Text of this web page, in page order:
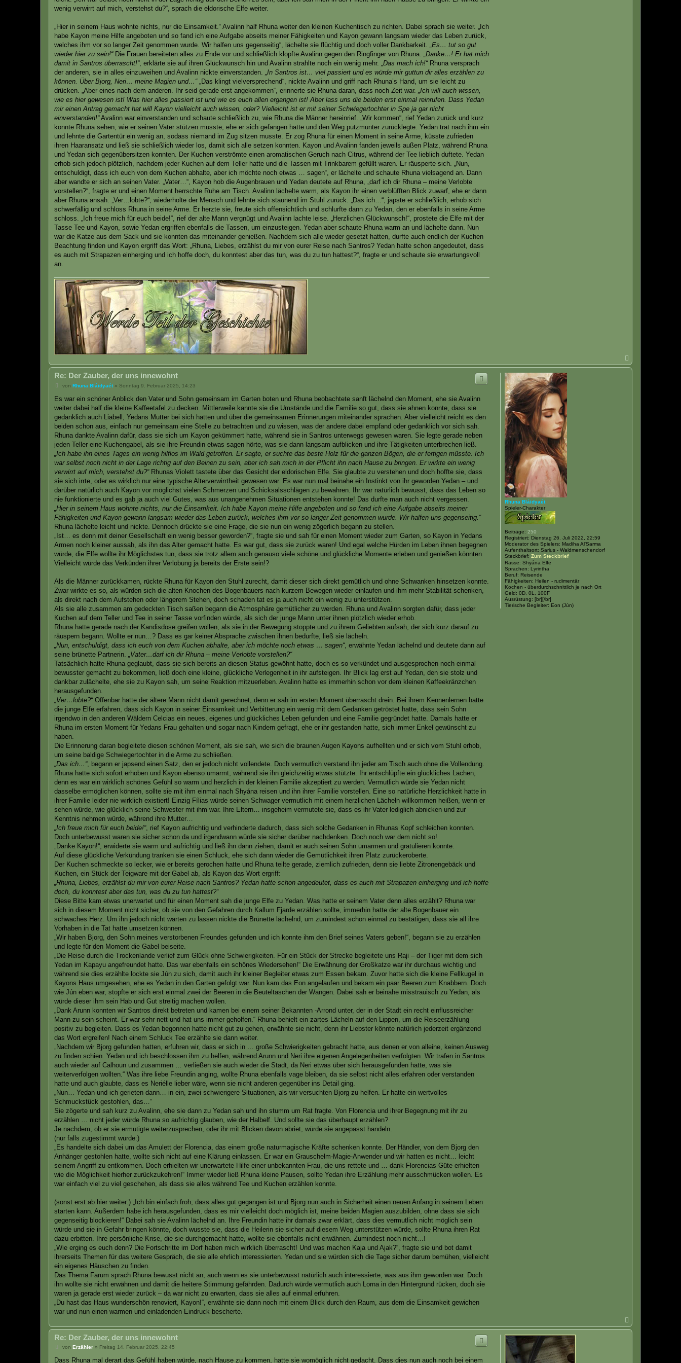
wenig verwirrt auf mich, verstehst du?“, sprach die eldorische Elfe weiter.
„Hier in seinem Haus wohnte nichts, nur die Einsamkeit.“ Avalinn half Rhuna weiter den kleinen Kuchentisch zu richten. Dabei sprach sie weiter. „Ich
habe Kayon meine Hilfe angeboten und so fand ich eine Aufgabe abseits meiner Fähigkeiten und Kayon gewann langsam wieder das Leben zurück,
welches ihm vor so langer Zeit genommen wurde. Wir halfen uns gegenseitig“, lächelte sie flüchtig und doch voller Dankbarkeit.
„Es… tut so gut
wieder hier zu sein!“Die Frauen bereiteten alles zu Ende vor und schließlich klopfte Avalinn gegen den Ringfinger von Rhuna.
„Danke…! Er hat mich
damit in Santros überrascht!“, erklärte sie auf ihren Glückwunsch hin und Avalinn strahlte noch ein wenig mehr. „Das mach ich!“Rhuna versprach
der anderen, sie in alles einzuweihen und Avalinn nickte einverstanden.
„In Santros ist… viel passiert und es würde mir guttun dir alles erzählen zu
können. Über Bjorg, Neri… meine Magien und…“„Das klingt vielversprechend“, nickte Avalinn und griff nach Rhuna’s Hand, um sie leicht zu
drücken. „Aber eines nach dem anderen. Ihr seid gerade erst angekommen“, erinnerte sie Rhuna daran, dass noch Zeit war.
„Ich will auch wissen,
wie es hier gewesen ist! Was hier alles passiert ist und wie es euch allen ergangen ist! Aber lass uns die beiden erst einmal reinrufen. Dass Yedan
mir einen Antrag gemacht hat will Kayon vielleicht auch wissen, oder? Vielleicht ist er mit seiner Schwiegertochter in Spe ja gar nicht
einverstanden!“Avalinn war einverstanden und schaute schließlich zu, wie Rhuna die Männer hereinrief. „Wir kommen“, rief Yedan zurück und kurz
konnte Rhuna sehen, wie er seinen Vater stützen musste, ehe er sich gefangen hatte und den Weg putzmunter zurücklegte. Yedan trat nach ihm ein
und lehnte die Gartentür ein wenig an, sodass niemand im Zug sitzen musste. Er zog Rhuna für einen Moment in seine Arme, küsste zufrieden
ihren Haaransatz und ließ sie schließlich wieder los, damit sich alle setzen konnten. Kayon und Avalinn fanden jeweils außen Platz, während Rhuna
und Yedan sich gegenübersitzen konnten. Der Kuchen verströmte einen aromatischen Geruch nach Citrus, während der Tee lieblich duftete. Yedan
erhob sich jedoch plötzlich, nachdem jeder Kuchen auf dem Teller hatte und die Tassen mit Trinkbarem gefüllt waren. Er räusperte sich. „Nun,
entschuldigt, dass ich euch von dem Kuchen abhalte, aber ich möchte noch etwas … sagen“, er lächelte und schaute Rhuna vielsagend an. Dann
aber wandte er sich an seinen Vater. „Vater…“, Kayon hob die Augenbrauen und Yedan deutete auf Rhuna, „darf ich dir Rhuna – meine Verlobte
vorstellen?“, fragte er und einen Moment herrschte Ruhe am Tisch. Avalinn lächelte warm, als Kayon ihr einen verblüfften Blick zuwarf, ehe er dann
aber Rhuna ansah. „Ver…lobte?“, wiederholte der Mensch und lehnte sich staunend im Stuhl zurück. „Das ich…“, japste er schließlich, erhob sich
schwerfällig und schloss Rhuna in seine Arme. Er herzte sie, freute sich offensichtlich und schlurfte dann zu Yedan, den er ebenfalls in seine Arme
schloss. „Ich freue mich für euch beide!“, rief der alte Mann vergnügt und Avalinn lachte leise. „Herzlichen Glückwunsch!“, prostete die Elfe mit der
Tasse Tee und Kayon, sowie Yedan ergriffen ebenfalls die Tassen, um einzusteigen. Yedan aber schaute Rhuna warm an und lächelte dann. Nun
war die Katze aus dem Sack und sie konnten das miteinander genießen. Nachdem sich alle wieder gesetzt hatten, durfte auch endlich der Kuchen
Beachtung finden und Kayon ergriff das Wort: „Rhuna, Liebes, erzählst du mir von eurer Reise nach Santros? Yedan hatte schon angedeutet, dass
es auch mit Strapazen einherging und ich hoffe doch, du konntest aber das tun, was du zu tun hattest?“, fragte er und schaute sie erwartungsvoll
an.
a
c
Rhuna Bláidyaét
Spieler-Charakter
Beiträge: 250
Registriert: Dienstag 26. Juli 2022, 22:59
Moderator des Spielers: Madiha Al'Sarma
Aufenthaltsort: Sarius - Waldmenschendorf
Steckbrief: Zum Steckbrief
Rasse: Shyána Elfe
Sprachen: Lyrintha
Beruf: Reisende
Fähigkeiten: Heilen - rudimentär
Kochen - überdurchschnittlich je nach Ort
Geld: 0D, 0L, 100F
Ausrüstung: [br][/br]
Tierische Begleiter: Eon (Jún)
Re: Der Zauber, der uns innewohnt
B
i
r
a
von Rhuna Bláidyaét» Sonntag 9. Februar 2025, 14:23
Es war ein schöner Anblick den Vater und Sohn gemeinsam im Garten boten und Rhuna beobachtete sanft lächelnd den Moment, ehe sie Avalinn
weiter dabei half die kleine Kaffeetafel zu decken. Mittlerweile kannte sie die Umstände und die Familie so gut, dass sie ahnen konnte, dass sie
gedanklich auch Liabell, Yedans Mutter bei sich hatten und über die gemeinsamen Erinnerungen miteinander sprachen. Aber vielleicht reicht es den
beiden schon aus, einfach nur gemeinsam eine Stelle zu betrachten und zu wissen, was der andere dabei empfand oder gedanklich vor sich sah.
Rhuna dankte Avalinn dafür, dass sie sich um Kayon gekümmert hatte, während sie in Santros unterwegs gewesen waren. Sie legte gerade neben
jeden Teller eine Kuchengabel, als sie ihre Freundin etwas sagen hörte, was sie dann langsam aufblicken und ihre Tätigkeiten unterbrechen ließ.
„Ich habe ihn eines Tages ein wenig hilflos im Wald getroffen. Er sagte, er suchte das beste Holz für die ganzen Bögen, die er fertigen müsste. Ich
war selbst noch nicht in der Lage richtig auf den Beinen zu sein, aber ich sah mich in der Pflicht ihn nach Hause zu bringen. Er wirkte ein wenig
verwirrt auf mich, verstehst du?“Rhunas Violett tastete über das Gesicht der eldorischen Elfe. Sie glaubte zu verstehen und doch hoffte sie, dass
sie sich irrte, oder es wirklich nur eine typische Alterverwirrtheit gewesen war. Es war nun mal beinahe ein Instinkt von ihr geworden Yedan – und
darüber natürlich auch Kayon vor möglichst vielen Schmerzen und Schicksalsschlägen zu bewahren. Ihr war natürlich bewusst, dass das Leben so
nie funktionierte und es gab ja auch viel Gutes, was aus unangenehmen Situationen entstehen konnte! Das durfte man auch nicht vergessen.
„Hier in seinem Haus wohnte nichts, nur die Einsamkeit. Ich habe Kayon meine Hilfe angeboten und so fand ich eine Aufgabe abseits meiner
Fähigkeiten und Kayon gewann langsam wieder das Leben zurück, welches ihm vor so langer Zeit genommen wurde. Wir halfen uns gegenseitig.“
Rhuna lächelte leicht und nickte. Dennoch drückte sie eine Frage, die sie nun ein wenig zögerlich begann zu stellen.
„Ist… es denn mit deiner Gesellschaft ein wenig besser geworden?“, fragte sie und sah für einen Moment wieder zum Garten, so Kayon in Yedans
Armen noch kleiner aussah, als ihn das Alter gemacht hatte. Es war gut, dass sie zurück waren! Und egal welche Hürden im Leben ihnen begegnen
würde, die Elfe wollte ihr Möglichstes tun, dass sie trotz allem auch genauso viele schöne und glückliche Momente erleben und genießen könnten.
Vielleicht würde das Verkünden ihrer Verlobung ja bereits der Erste sein!?
Als die Männer zurückkamen, rückte Rhuna für Kayon den Stuhl zurecht, damit dieser sich direkt gemütlich und ohne Schwanken hinsetzen konnte.
Zwar wirkte es so, als würden sich die alten Knochen des Bogenbauers nach kurzem Bewegen wieder einlaufen und ihm mehr Stabilität schenken,
als direkt nach dem Aufstehen oder längerem Stehen, doch schaden tat es ja auch nicht ein wenig zu unterstützen.
Als sie alle zusammen am gedeckten Tisch saßen begann die Atmosphäre gemütlicher zu werden. Rhuna und Avalinn sorgten dafür, dass jeder
Kuchen auf dem Teller und Tee in seiner Tasse vorfinden würde, als sich der junge Mann unter ihnen plötzlich wieder erhob.
Rhuna hatte gerade nach der Kandisdose greifen wollen, als sie in der Bewegung stoppte und zu ihrem Geliebten aufsah, der sich kurz darauf zu
räuspern begann. Wollte er nun…? Dass es gar keiner Absprache zwischen ihnen bedurfte, ließ sie lächeln.
„Nun, entschuldigt, dass ich euch von dem Kuchen abhalte, aber ich möchte noch etwas … sagen“, erwähnte Yedan lächelnd und deutete dann auf
seine brünette Partnerin.
„Vater…darf ich dir Rhuna – meine Verlobte vorstellen?“
Tatsächlich hatte Rhuna geglaubt, dass sie sich bereits an diesen Status gewöhnt hatte, doch es so verkündet und ausgesprochen noch einmal
bewusster gemacht zu bekommen, ließ doch eine kleine, glückliche Verlegenheit in ihr aufsteigen. Ihr Blick lag erst auf Yedan, den sie stolz und
dankbar zulächelte, ehe sie zu Kayon sah, um seine Reaktion mitzuerleben. Avalinn hatte es immerhin schon vor dem kleinen Kaffeekränzchen
herausgefunden.
„Ver…lobte?“Offenbar hatte der ältere Mann nicht damit gerechnet, denn er sah im ersten Moment überrascht drein. Bei ihrem Kennenlernen hatte
die junge Elfe erfahren, dass sich Kayon in seiner Einsamkeit und Verbitterung ein wenig mit dem Gedanken getröstet hatte, dass sein Sohn
irgendwo in den anderen Wäldern Celcias ein neues, eigenes und glückliches Leben gefunden und eine Familie gegründet hatte. Damals hatte er
Rhuna im ersten Moment für Yedans Frau gehalten und sogar nach Kindern gefragt, ehe er ihr gestanden hatte, sich immer Enkel gewünscht zu
haben.
Die Erinnerung daran begleitete diesen schönen Moment, als sie sah, wie sich die braunen Augen Kayons aufhellten und er sich vom Stuhl erhob,
um seine baldige Schwiegertochter in die Arme zu schließen.
„Das ich…“, begann er japsend einen Satz, den er jedoch nicht vollendete. Doch vermutlich verstand ihn jeder am Tisch auch ohne die Vollendung.
Rhuna hatte sich sofort erhoben und Kayon ebenso umarmt, während sie ihn gleichzeitig etwas stützte. Ihr entschlüpfte ein glückliches Lachen,
denn es war ein wirklich schönes Gefühl so warm und herzlich in der kleinen Familie akzeptiert zu werden. Vermutlich würde sie Yedan nicht
dasselbe ermöglichen können, sollte sie mit ihm einmal nach Shyána reisen und ihn ihrer Familie vorstellen. Eine so natürliche Herzlichkeit hatte in
ihrer Familie leider nie wirklich existiert! Einzig Fílias würde seinen Schwager vermutlich mit einem herzlichen Lächeln willkommen heißen, wenn er
sehen würde, wie glücklich seine Schwester mit ihm war. Ihre Eltern… insgeheim vermutete sie, dass es ihr Vater lediglich abnicken und zur
Kenntnis nehmen würde, während ihre Mutter…
„Ich freue mich für euch beide!“, rief Kayon aufrichtig und verhinderte dadurch, dass sich solche Gedanken in Rhunas Kopf schleichen konnten.
Doch unterbewusst waren sie sicher schon da und irgendwann würde sie sicher darüber nachdenken. Doch noch war dem nicht so!
„Danke Kayon!“, erwiderte sie warm und aufrichtig und ließ ihn dann ziehen, damit er auch seinen Sohn umarmen und gratulieren konnte.
Auf diese glückliche Verkündung tranken sie einen Schluck, ehe sich dann wieder die Gemütlichkeit ihren Platz zurückeroberte.
Der Kuchen schmeckte so lecker, wie er bereits gerochen hatte und Rhuna teilte gerade, ziemlich zufrieden, denn sie liebte Zitronengebäck und
Kuchen, ein Stück der Teigware mit der Gabel ab, als Kayon das Wort ergriff:
„Rhuna, Liebes, erzählst du mir von eurer Reise nach Santros? Yedan hatte schon angedeutet, dass es auch mit Strapazen einherging und ich hoffe
doch, du konntest aber das tun, was du zu tun hattest?“
Diese Bitte kam etwas unerwartet und für einen Moment sah die junge Elfe zu Yedan. Was hatte er seinem Vater denn alles erzählt? Rhuna war
sich in diesem Moment nicht sicher, ob sie von den Gefahren durch Kallum Fjarde erzählen sollte, immerhin hatte der alte Bogenbauer ein
schwaches Herz. Um ihn jedoch nicht warten zu lassen nickte die Brünette lächelnd, um zumindest schon einmal zu bestätigen, dass sie all ihre
Vorhaben in die Tat hatte umsetzen können.
„Wir haben Bjorg, den Sohn meines verstorbenen Freundes gefunden und ich konnte ihm den Brief seines Vaters geben!“, begann sie zu erzählen
und legte für den Moment die Gabel beiseite.
„Die Reise durch die Trockenlande verlief zum Glück ohne Schwierigkeiten. Für ein Stück der Strecke begleitete uns Raji – der Tiger mit dem sich
Yedan im Kapayu angefreundet hatte. Das war ebenfalls ein schönes Wiedersehen!“ Die Erwähnung der Großkatze war ihr durchaus wichtig und
während sie dies erzählte lockte sie Jún zu sich, damit auch ihr kleiner Begleiter etwas zum Essen bekam. Zuvor hatte sich die kleine Fellkugel in
Kayons Haus umgesehen, ehe es Yedan in den Garten gefolgt war. Nun kam das Eon angelaufen und bekam ein paar Beeren zum Knabbern. Doch
wie Jún eben war, stopfte er sich erst einmal zwei der Beeren in die Beuteltaschen der Wangen. Dabei sah er beinahe misstrauisch zu Yedan, als
würde dieser ihm sein Hab und Gut streitig machen wollen.
„Dank Arunn konnten wir Santros direkt betreten und kamen bei einem seiner Bekannten -Arrond unter, der in der Stadt ein recht einflussreicher
Mann zu sein scheint. Er war sehr nett und hat uns immer geholfen.“ Rhuna behielt ein zartes Lächeln auf den Lippen, um die Reiseerzählung
positiv zu begleiten. Dass es Yedan begonnen hatte nicht gut zu gehen, erwähnte sie nicht, denn ihr Liebster könnte natürlich jederzeit ergänzend
das Wort ergreifen! Nach einem Schluck Tee erzählte sie dann weiter.
„Nachdem wir Bjorg gefunden hatten, erfuhren wir, dass er sich in … große Schwierigkeiten gebracht hatte, aus denen er von alleine, keinen Ausweg
zu finden schien. Yedan und ich beschlossen ihm zu helfen, während Arunn und Neri ihre eigenen Angelegenheiten verfolgten. Wir trafen in Santros
auch wieder auf Calhoun und zusammen … verließen sie auch wieder die Stadt, da Neri etwas über sich herausgefunden hatte, was sie
weiterverfolgen wollten.“ Was ihre liebe Freundin anging, wollte Rhuna ebenfalls vage bleiben, da sie selbst nicht alles erfahren oder verstanden
hatte und auch glaubte, dass es Neriélle lieber wäre, wenn sie nicht anderen gegenüber ins Detail ging.
„Nun… Yedan und ich gerieten dann… in ein, zwei schwierigere Situationen, als wir versuchten Bjorg zu helfen. Er hatte ein wertvolles
Schmuckstück gestohlen, das…“
Sie zögerte und sah kurz zu Avalinn, ehe sie dann zu Yedan sah und ihn stumm um Rat fragte. Von Florencia und ihrer Begegnung mit ihr zu
erzählen … nicht jeder würde Rhuna so aufrichtig glauben, wie der Halbelf. Und sollte sie das überhaupt erzählen?
Je nachdem, ob er sie ermutigte weiterzusprechen, oder ihr mit Blicken davon abriet, würde sie angepasst handeln.
(nur falls zugestimmt wurde:)
„Es handelte sich dabei um das Amulett der Florencia, das einem große naturmagische Kräfte schenken konnte. Der Händler, von dem Bjorg den
Anhänger gestohlen hatte, wollte sich nicht auf eine Klärung einlassen. Er war ein Grauschelm-Magie-Anwender und wir hatten es nicht… leicht
seinem Angriff zu entkommen. Doch erhielten wir unerwartete Hilfe einer unbekannten Frau, die uns rettete und … dank Florencias Güte erhielten
wie die Möglichkeit hierher zurückzukehren!“ Immer wieder ließ Rhuna kleine Pausen, sollte Yedan ihre Erzählung mehr ausschmücken wollen. Es
war einfach viel zu viel geschehen, als dass sie alles während Tee und Kuchen erzählen konnte.
(sonst erst ab hier weiter:) „Ich bin einfach froh, dass alles gut gegangen ist und Bjorg nun auch in Sicherheit einen neuen Anfang in seinem Leben
starten kann. Außerdem habe ich herausgefunden, dass es mir vielleicht doch möglich ist, meine beiden Magien auszubilden, ohne dass sie sich
gegenseitig blockieren!“ Dabei sah sie Avalinn lächelnd an. Ihre Freundin hatte ihr damals zwar erklärt, dass dies vermutlich nicht möglich sein
würde und sie in Gefahr bringen könnte, doch wusste sie, dass die Heilerin sie sicher auf diesem Weg unterstützen würde, sollte Rhuna ihren Rat
dazu erbitten. Ihre persönliche Krise, die sie durchgemacht hatte, wollte sie ebenfalls nicht erwähnen. Zumindest noch nicht…!
„Wie erging es euch denn? Die Fortschritte im Dorf haben mich wirklich überrascht! Und was machen Kaja und Ajak?“, fragte sie und bot damit
ihrerseits Themen für das weitere Gespräch, die sie alle ehrlich interessierten. Yedan und sie würden sich die Tage sicher darum bemühen, vielleicht
ein eigenes Häuschen zu finden.
Das Thema Farum sprach Rhuna bewusst nicht an, auch wenn es sie unterbewusst natürlich auch interessierte, was aus ihm geworden war. Doch
ihn wollte sie nicht erwähnen und damit die heitere Stimmung gefährden. Dadurch würde vermutlich auch Lorna in den Hintergrund rücken, doch sie
waren ja gerade erst wieder zurück – da war nicht zu erwarten, dass sie alles auf einmal erfuhren.
„Du hast das Haus wunderschön renoviert, Kayon!“, erwähnte sie dann noch mit einem Blick durch den Raum, aus dem die Einsamkeit gewichen
war und nun einen warmen und einladenden Eindruck bescherte.
a
c
Re: Der Zauber, der uns innewohnt
B
i
von Erzähler» Freitag 14. Februar 2025, 22:45
Dass Rhuna mal derart das Gefühl haben würde, nach Hause zu kommen, hatte sie womöglich nicht gedacht. Dass dies nun auch noch bei einem